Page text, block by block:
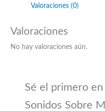
Valoraciones (0)
Valoraciones
No hay valoraciones aún.
Sé el primero
Sonidos Sobre